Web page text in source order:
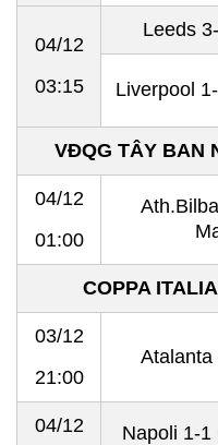
04/12
03:15
Leeds
Liverpool
VĐQG TÂY BAN
04/12
01:00
COPPA
03/12
21:00
Atalanta
04/12
Napoli 1-1